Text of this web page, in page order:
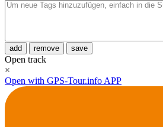
add remove save
Open track
×
Open with GPS-Tour.info APP